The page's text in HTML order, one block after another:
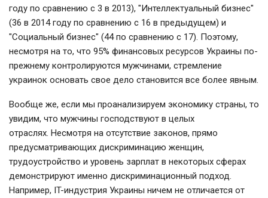
году по сравнению с 3 в 2013), "Интеллектуальный бизнес"
(36 в 2014 году по сравнению с 16 в предыдущем) и
"Социальный бизнес" (44 по сравнению с 17). Поэтому,
несмотря на то, что 95% финансовых ресурсов Украины по-
прежнему контролируются мужчинами, стремление
украинок основать свое дело становится все более явным.
Вообще же, если мы проанализируем экономику страны, то
увидим, что мужчины господствуют в целых
отраслях. Несмотря на отсутствие законов, прямо
предусматривающих дискриминацию женщин,
трудоустройство и уровень зарплат в некоторых сферах
демонстрируют именно дискриминационный подход.
Например, IT-индустрия Украины ничем не отличается от